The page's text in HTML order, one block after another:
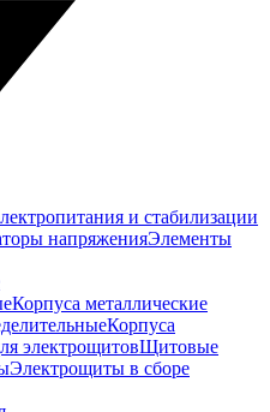
и стабилизации
напряженияЭлементы
Корпуса металлические
Корпуса
электрощитовЩитовые
Электрощиты в сборе